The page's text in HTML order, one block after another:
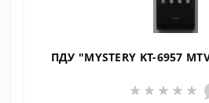
ПДУ "MYSTERY KT-6957